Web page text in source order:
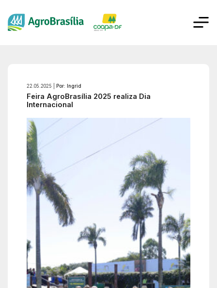
22.05.2025 | Por: Ingrid
Feira AgroBrasília 2025 realiza Dia
Internacional